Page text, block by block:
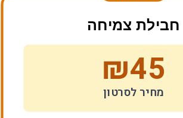
חבילת צמיחה
₪45
מחיר לסרטון